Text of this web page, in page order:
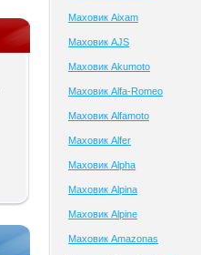
Маховик Aixam
Маховик AJS
Маховик Akumoto
Маховик Alfa-Romeo
Маховик Alfamoto
Маховик Alfer
Маховик Alpha
Маховик Alpina
Маховик Alpine
Маховик Amazonas